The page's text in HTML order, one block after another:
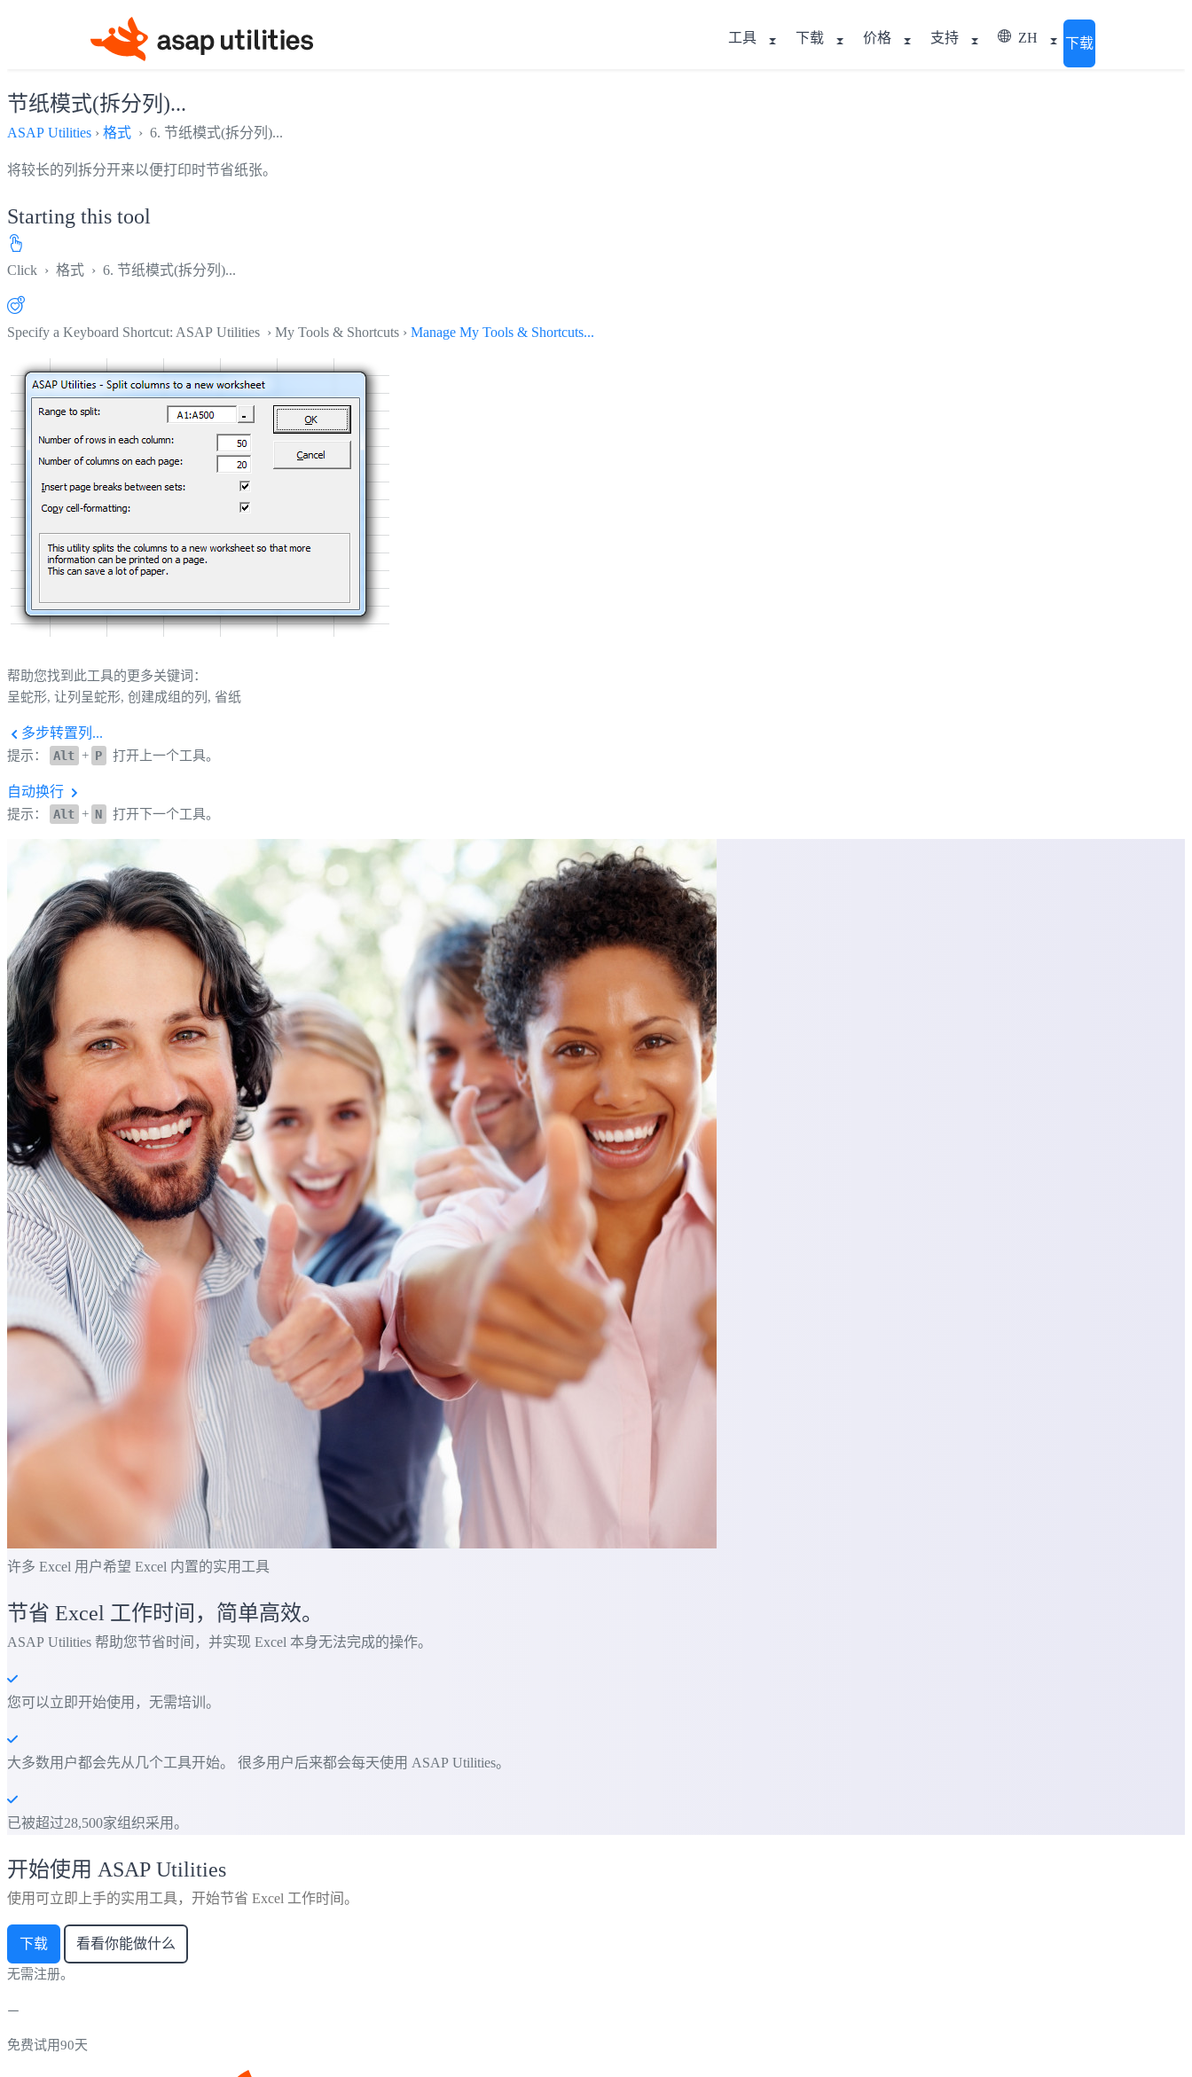
工具 下载 价格 支持 ZH 下载
节纸模式(拆分列)...
ASAP Utilities › 格式 › 6. 节纸模式(拆分列)...
将较长的列拆分开来以便打印时节省纸张。
Starting this tool
Click › 格式 › 6. 节纸模式(拆分列)...
Specify a Keyboard Shortcut: ASAP Utilities › My Tools & Shortcuts › Manage My Tools & Shortcuts...
帮助您找到此工具的更多关键词：
呈蛇形, 让列呈蛇形, 创建成组的列, 省纸
多步转置列...
提示： Alt + P 打开上一个工具。
自动换行
提示： Alt + N 打开下一个工具。
许多 Excel 用户希望 Excel 内置的实用工具
节省 Excel 工作时间，简单高效。
ASAP Utilities 帮助您节省时间，并实现 Excel 本身无法完成的操作。
您可以立即开始使用，无需培训。
大多数用户都会先从几个工具开始。 很多用户后来都会每天使用 ASAP Utilities。
已被超过28,500家组织采用。
开始使用 ASAP Utilities
使用可立即上手的实用工具，开始节省 Excel 工作时间。
下载 看看你能做什么
无需注册。
免费试用90天